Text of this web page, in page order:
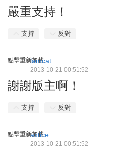
嚴重支持！
支持 反對
點擊重新加載
lamcat
2013-10-21 00:51:52
謝謝版主啊！
支持 反對
點擊重新加載
axtice
2013-10-21 00:51:52